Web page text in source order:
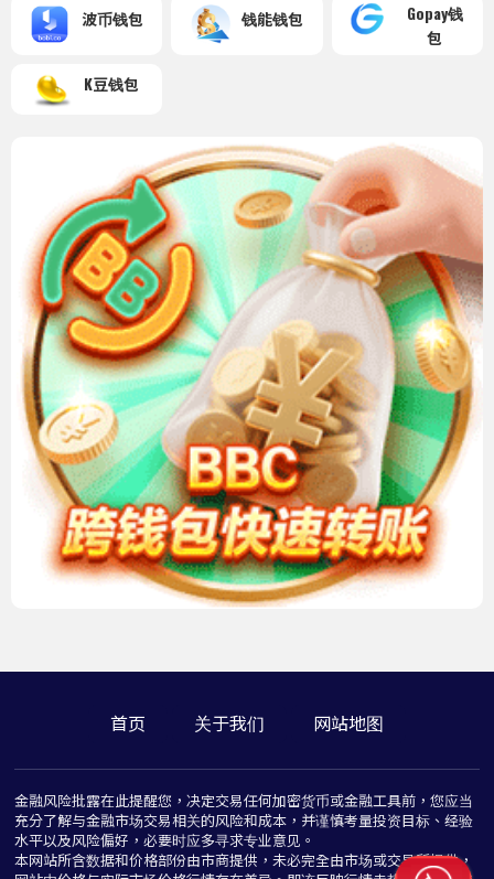
波币钱包 钱能钱包
Gopay钱
包
K豆钱包
首页 关于我们 网站地图
金融风险批露在此提醒您，决定交易任何加密货币或金融工具前，您应当
充分了解与金融市场交易相关的风险和成本，并谨慎考量投资目标、经验
水平以及风险偏好，必要时应多寻求专业意见。
本网站所含数据和价格部份由市商提供，未必完全由市场或交易所提供，